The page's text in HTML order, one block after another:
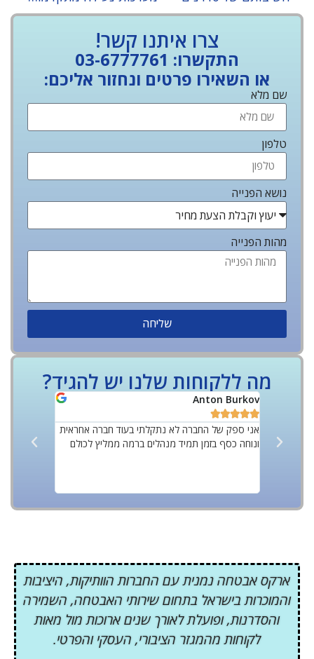
צרו איתנו קשר!
התקשרו: 03-6777761
או השאירו פרטים ונחזור אליכם:
שם מלא
טלפון
נושא הפנייה
מהות הפנייה
שליחה
מה ללקוחות שלנו יש להגיד?
Anton Burkov





אני ספק של החברה לא נתקלתי בעוד חברה אחראית
ונוחה כסף בזמן תמיד מנהלים ברמה ממליץ לכולם
ביותר
ארקס אבטחה נמנית עם החברות הוותיקות, היציבות
והמוכרות בישראל בתחום שירותי האבטחה, השמירה
והסדרנות, ופועלת לאורך שנים ארוכות מול מאות
לקוחות מהמגזר הציבורי, העסקי והפרטי.